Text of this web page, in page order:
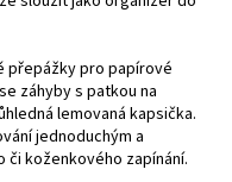
přepážky pro papírové
záhyby s patkou na
lemovaná kapsička.
jednoduchým a
koženkového zapínání.